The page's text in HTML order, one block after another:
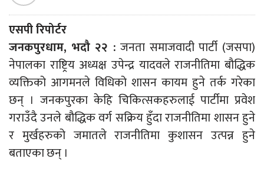
एसपी रिपोर्टर
जनकपुरधाम, भदौ २२ : जनता समाजवादी पार्टी (जसपा)
नेपालका राष्ट्रिय अध्यक्ष उपेन्द्र यादवले राजनीतिमा बौद्धिक
व्यक्तिको आगमनले विधिको शासन कायम हुने तर्क गरेका
छन् । जनकपुरका केहि चिकित्सकहरुलाई पार्टीमा प्रवेश
गराउँदै उनले बौद्धिक वर्ग सक्रिय हुँदा राजनीतिमा शासन हुने
र मुर्खहरुको जमातले राजनीतिमा कुशासन उत्पन्न हुने
बताएका छन् ।